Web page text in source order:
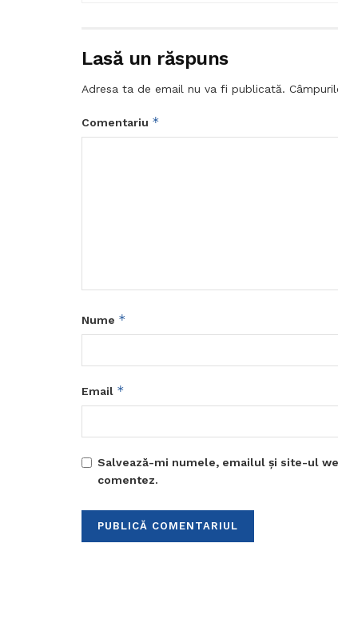
Lasă un răspuns
Adresa ta de email nu va fi publicată.
Comentariu *
Nume *
Email *
Salvează-mi numele, emailul și site-ul
comentez.